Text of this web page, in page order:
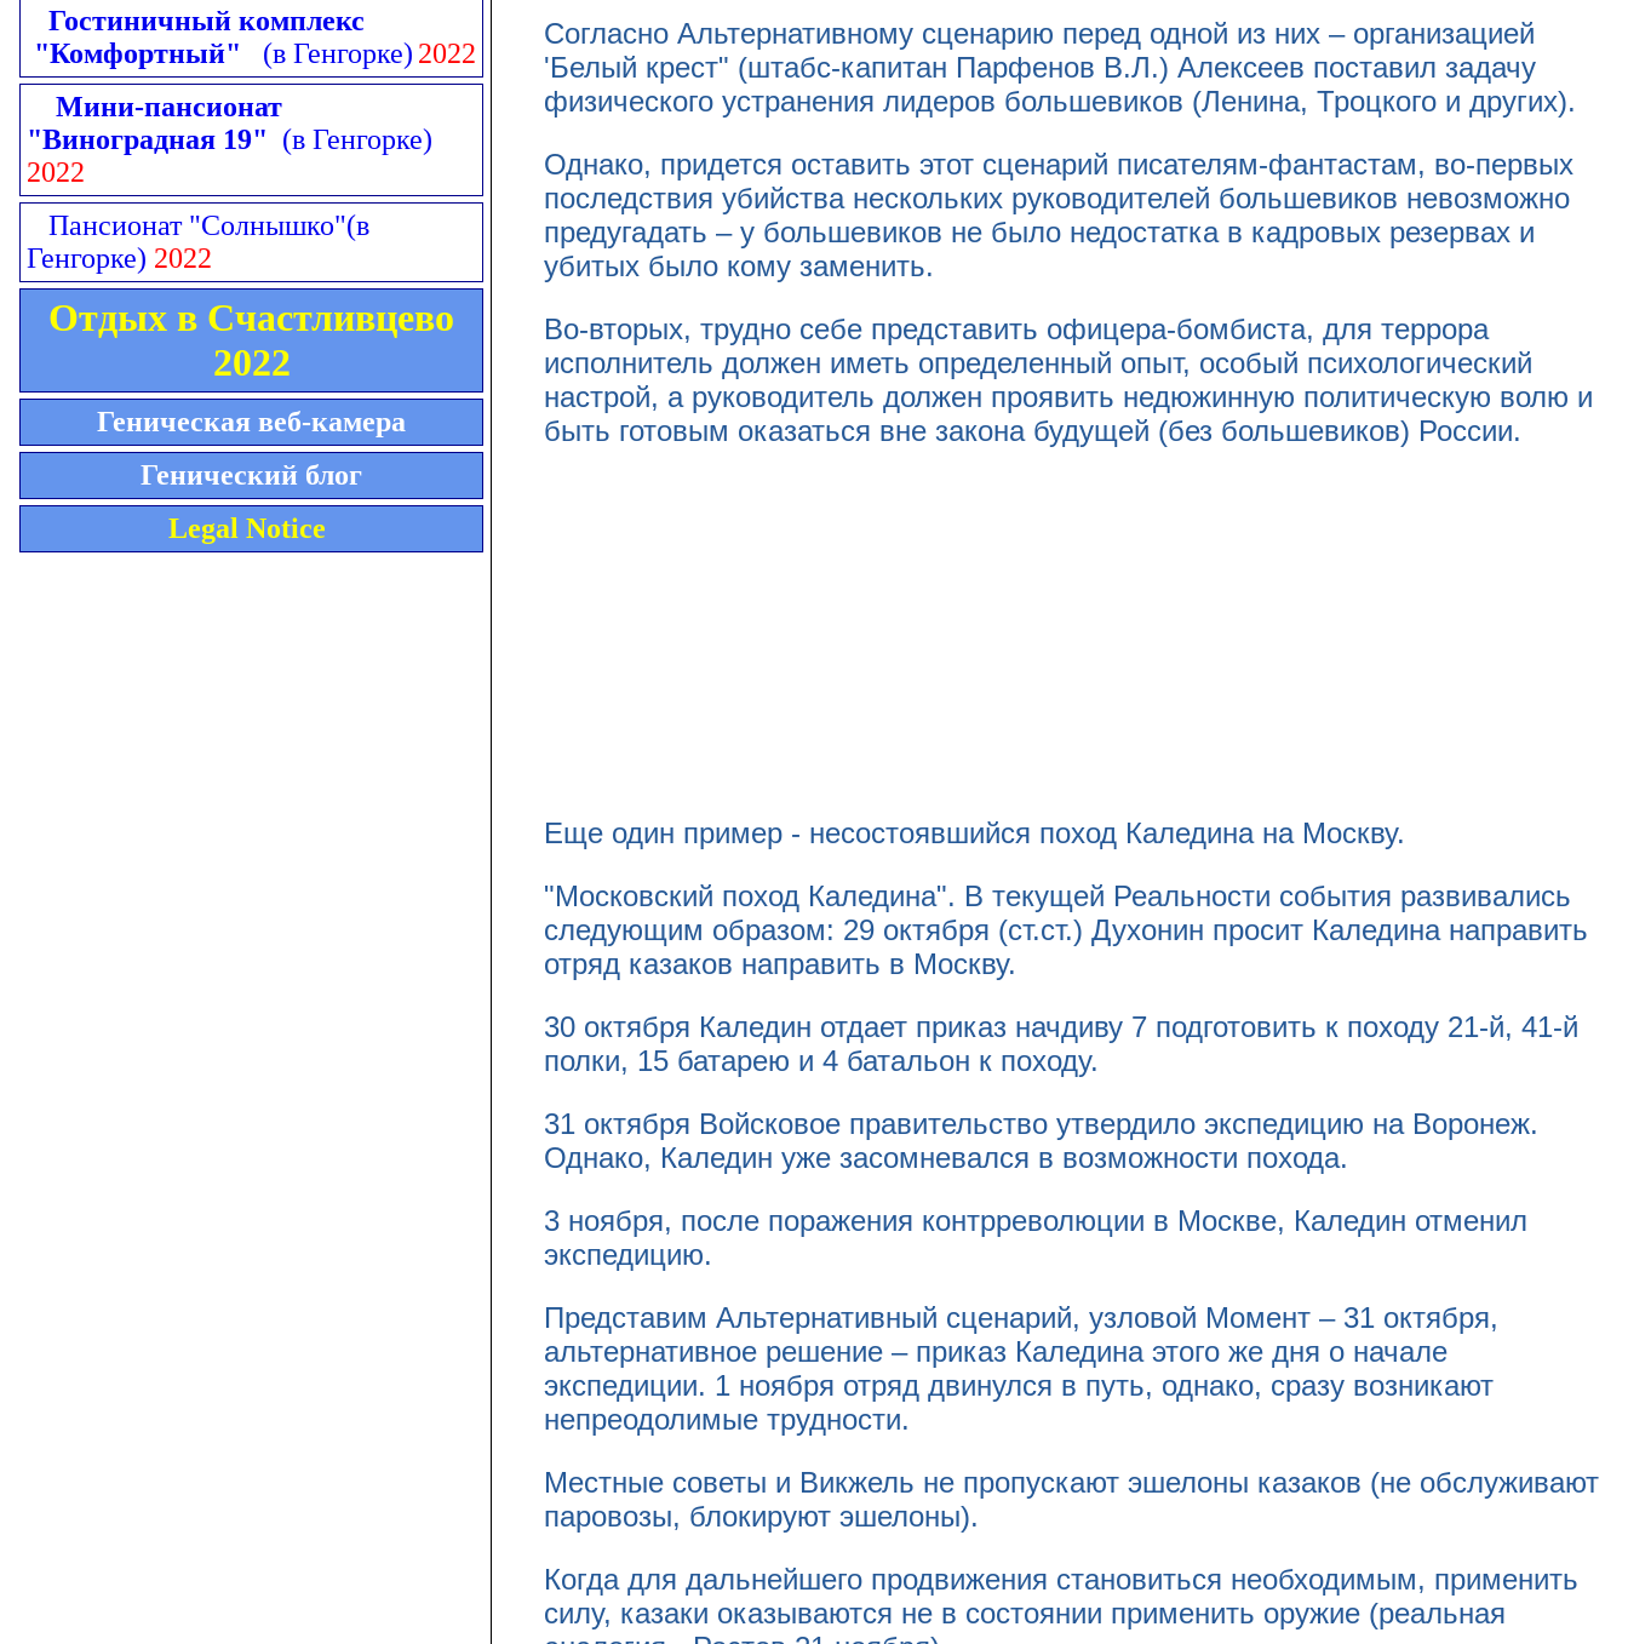
Гостиничный комплекс
"Комфортный" (в Генгорке) 2022
Мини-пансионат
"Виноградная 19" (в Генгорке)
2022
Пансионат "Солнышко"(в
Генгорке) 2022
Отдых в Счастливцево
2022
Геническая веб-камера
Генический блог
Legal Notice
Согласно Альтернативному сценарию перед одной из них – организацией
'Белый крест" (штабс-капитан Парфенов В.Л.) Алексеев поставил задачу
физического устранения лидеров большевиков (Ленина, Троцкого и других).
Однако, придется оставить этот сценарий писателям-фантастам, во-первых
последствия убийства нескольких руководителей большевиков невозможно
предугадать – у большевиков не было недостатка в кадровых резервах и
убитых было кому заменить.
Во-вторых, трудно себе представить офицера-бомбиста, для террора
исполнитель должен иметь определенный опыт, особый психологический
настрой, а руководитель должен проявить недюжинную политическую волю и
быть готовым оказаться вне закона будущей (без большевиков) России.
Еще один пример - несостоявшийся поход Каледина на Москву.
"Московский поход Каледина". В текущей Реальности события развивались
следующим образом: 29 октября (ст.ст.) Духонин просит Каледина направить
отряд казаков направить в Москву.
30 октября Каледин отдает приказ начдиву 7 подготовить к походу 21-й, 41-й
полки, 15 батарею и 4 батальон к походу.
31 октября Войсковое правительство утвердило экспедицию на Воронеж.
Однако, Каледин уже засомневался в возможности похода.
3 ноября, после поражения контрреволюции в Москве, Каледин отменил
экспедицию.
Представим Альтернативный сценарий, узловой Момент – 31 октября,
альтернативное решение – приказ Каледина этого же дня о начале
экспедиции. 1 ноября отряд двинулся в путь, однако, сразу возникают
непреодолимые трудности.
Местные советы и Викжель не пропускают эшелоны казаков (не обслуживают
паровозы, блокируют эшелоны).
Когда для дальнейшего продвижения становиться необходимым, применить
силу, казаки оказываются не в состоянии применить оружие (реальная